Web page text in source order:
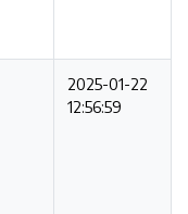
2025-01-22
12:56:59